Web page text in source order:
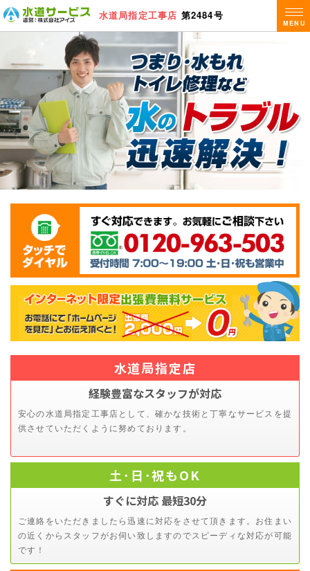
水道局指定工事店 第2484号
MENU
水道局指定店
経験豊富なスタッフが対応
安心の水道局指定工事店として、確かな技術と丁寧なサービスを提
供させていただくように努めております。
土･日･祝もOK
すぐに対応 最短30分
ご連絡をいただきましたら迅速に対応をさせて頂きます。お住まい
の近くからスタッフがお伺い致しますのでスピーディな対応が可能
です！